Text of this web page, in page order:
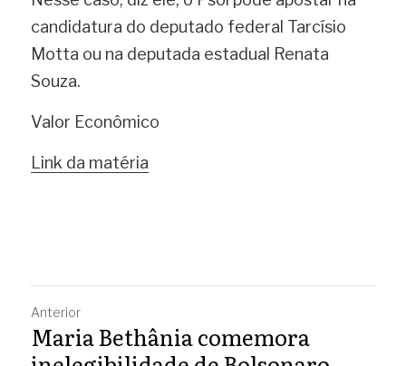
candidatura do deputado federal Tarcísio
Motta ou na deputada estadual Renata
Souza.
Valor Econômico
Link da matéria
Anterior
Maria Bethânia comemora